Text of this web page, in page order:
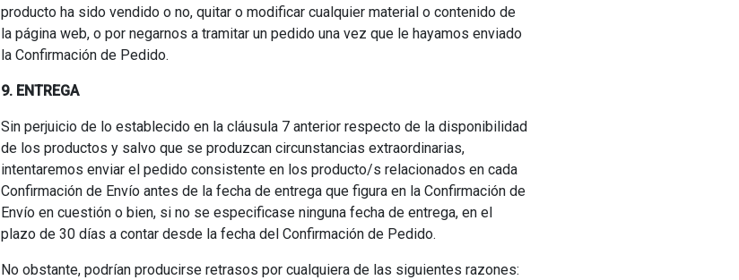
producto ha sido vendido o no, quitar o modificar cualquier material o contenido de
la página web, o por negarnos a tramitar un pedido una vez que le hayamos enviado
la Confirmación de Pedido.
9. ENTREGA
Sin perjuicio de lo establecido en la cláusula 7 anterior respecto de la disponibilidad
de los productos y salvo que se produzcan circunstancias extraordinarias,
intentaremos enviar el pedido consistente en los producto/s relacionados en cada
Confirmación de Envío antes de la fecha de entrega que figura en la Confirmación de
Envío en cuestión o bien, si no se especificase ninguna fecha de entrega, en el
plazo de 30 días a contar desde la fecha del Confirmación de Pedido.
No obstante, podrían producirse retrasos por cualquiera de las siguientes razones: